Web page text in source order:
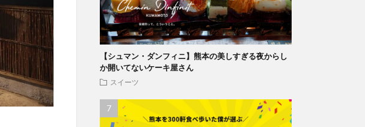
【シュマン・ダンフィニ】熊本の美しすぎる夜からし
か開いてないケーキ屋さん
スイーツ